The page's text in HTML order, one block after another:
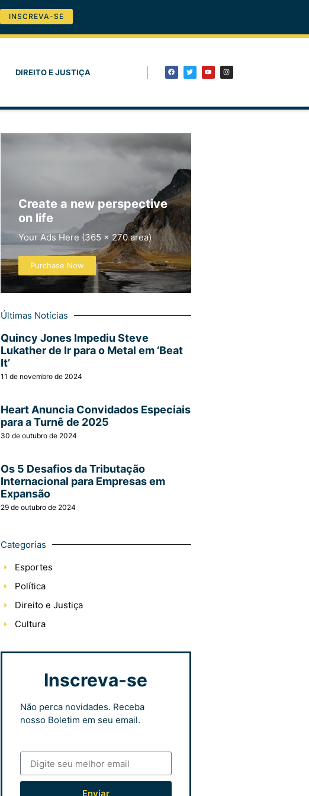
INSCREVA-SE
DIREITO E JUSTIÇA
Create a new perspective
on life
Your Ads Here (365 x 270 area)
Purchase Now
Últimas Notícias
Quincy Jones Impediu Steve
Lukather de Ir para o Metal em ‘Beat
It’
11 de novembro de 2024
Heart Anuncia Convidados Especiais
para a Turnê de 2025
30 de outubro de 2024
Os 5 Desafios da Tributação
Internacional para Empresas em
Expansão
29 de outubro de 2024
Categorias
Esportes
Política
Direito e Justiça
Cultura
Inscreva-se
Não perca novidades. Receba
nosso Boletim em seu email.
Enviar